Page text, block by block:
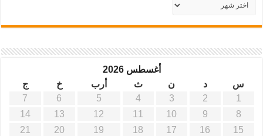
موقع
آفاق
أغسطس 2026
س
د ن ث أرب خ
ج
1
2
3
4
5
6
7
8
9
10
11
12
13
14
15
16
17
18
19
20
21